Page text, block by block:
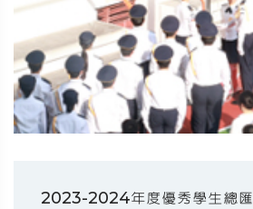
2023-2024年度優秀學生總匯